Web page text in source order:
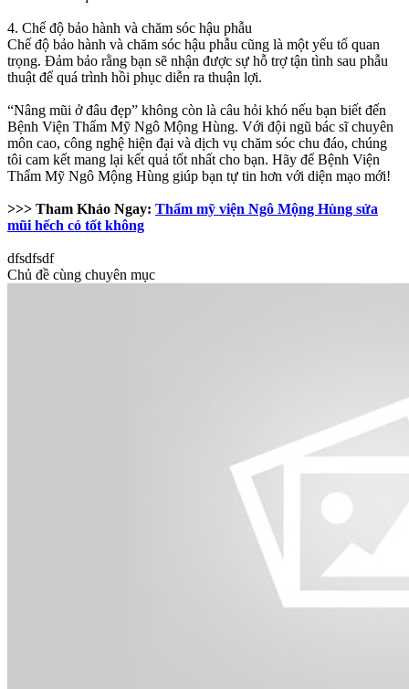
4. Chế độ bảo hành và chăm sóc hậu phẫu
Chế độ bảo hành và chăm sóc hậu phẫu cũng là một yếu tố quan
trọng. Đảm bảo rằng bạn sẽ nhận được sự hỗ trợ tận tình sau phẫu
thuật để quá trình hồi phục diễn ra thuận lợi.
“Nâng mũi ở đâu đẹp” không còn là câu hỏi khó nếu bạn biết đến
Bệnh Viện Thẩm Mỹ Ngô Mộng Hùng. Với đội ngũ bác sĩ chuyên
môn cao, công nghệ hiện đại và dịch vụ chăm sóc chu đáo, chúng
tôi cam kết mang lại kết quả tốt nhất cho bạn. Hãy để Bệnh Viện
Thẩm Mỹ Ngô Mộng Hùng giúp bạn tự tin hơn với diện mạo mới!
>>> Tham Khảo Ngay: Thẩm mỹ viện Ngô Mộng Hùng sửa
mũi hếch có tốt không
dfsdfsdf
Chủ đề cùng chuyên mục